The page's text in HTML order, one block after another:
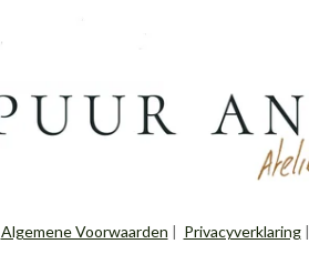
Algemene Voorwaarden | Privacyverklaring|